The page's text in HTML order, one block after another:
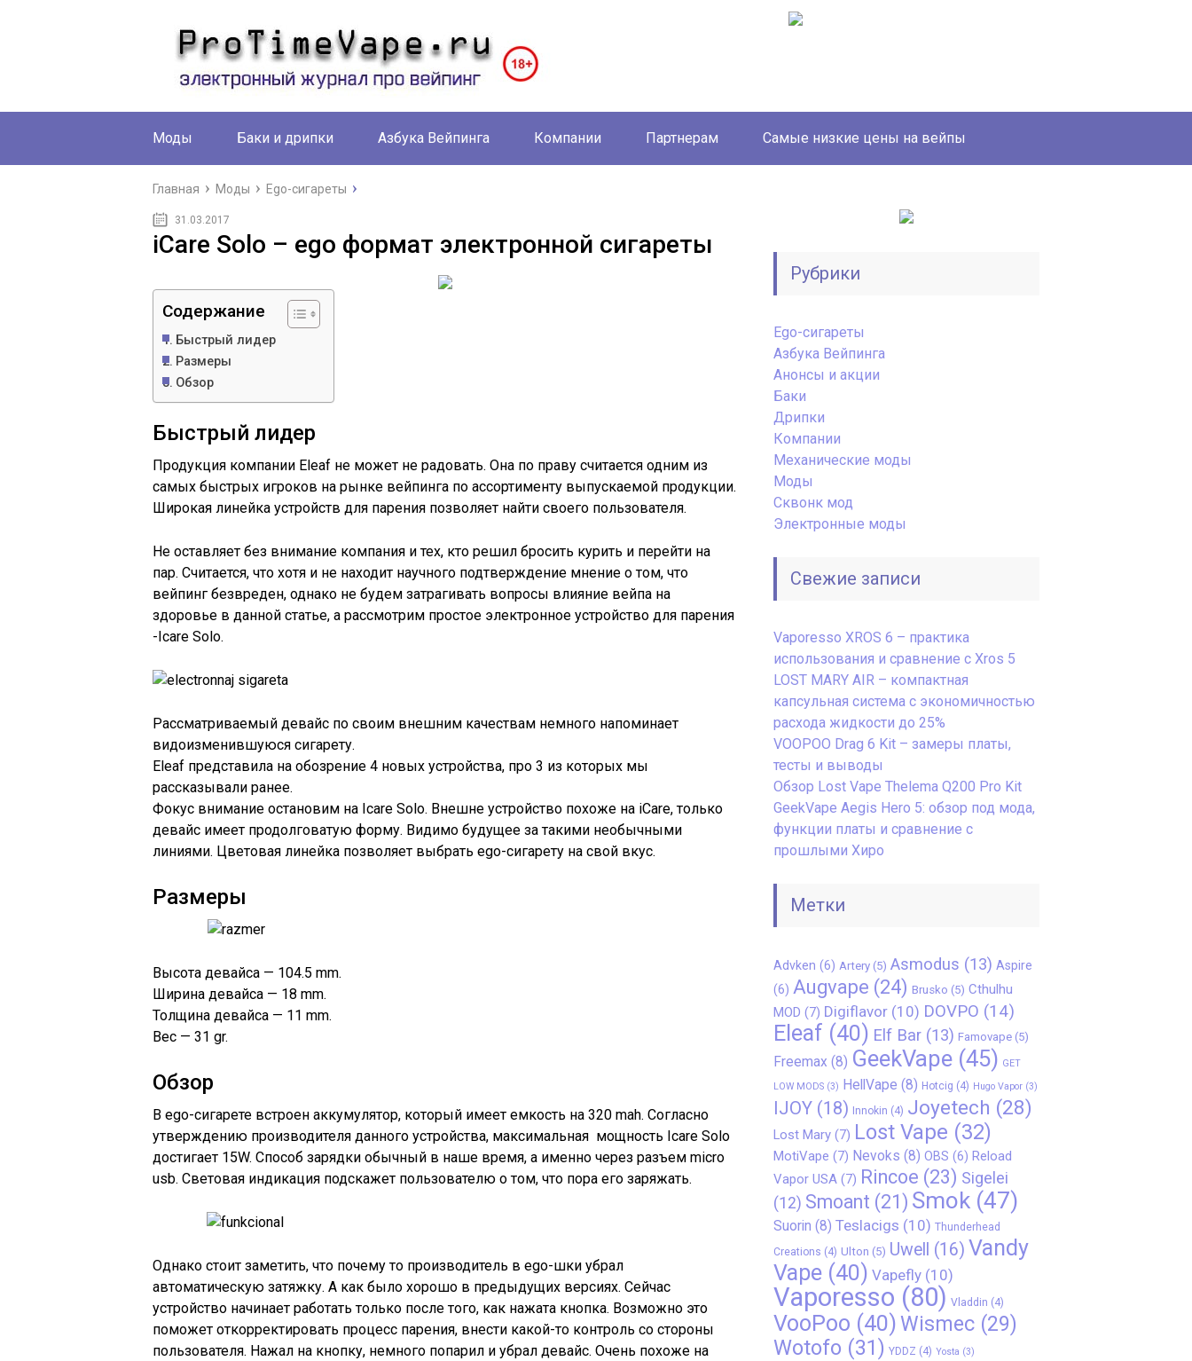
Моды Баки и дрипки Азбука Вейпинга Компании Партнерам Самые низкие цены на вейпы
Главная Моды Ego-сигареты
31.03.2017
iCare Solo – ego формат электронной сигареты
Содержание
Быстрый лидер
Размеры
Обзор
Быстрый лидер
Продукция компании Eleaf не может не радовать. Она по праву считается одним из
самых быстрых игроков на рынке вейпинга по ассортименту выпускаемой продукции.
Широкая линейка устройств для парения позволяет найти своего пользователя.
Не оставляет без внимание компания и тех, кто решил бросить курить и перейти на
пар. Считается, что хотя и не находит научного подтверждение мнение о том, что
вейпинг безвреден, однако не будем затрагивать вопросы влияние вейпа на
здоровье в данной статье, а рассмотрим простое электронное устройство для парения
-Icare Solo.
Рассматриваемый девайс по своим внешним качествам немного напоминает
видоизменившуюся сигарету.
Eleaf представила на обозрение 4 новых устройства, про 3 из которых мы
рассказывали ранее.
Фокус внимание остановим на Icare Solo. Внешне устройство похоже на iCare, только
девайс имеет продолговатую форму. Видимо будущее за такими необычными
линиями. Цветовая линейка позволяет выбрать ego-сигарету на свой вкус.
Размеры
Высота девайса — 104.5 mm.
Ширина девайса — 18 mm.
Толщина девайса — 11 mm.
Вес — 31 gr.
Обзор
В ego-сигарете встроен аккумулятор, который имеет емкость на 320 mah. Согласно
утверждению производителя данного устройства, максимальная мощность Icare Solo
достигает 15W. Способ зарядки обычный в наше время, а именно через разъем micro
usb. Световая индикация подскажет пользователю о том, что пора его заряжать.
Однако стоит заметить, что почему то производитель в ego-шки убрал
автоматическую затяжку. А как было хорошо в предыдущих версиях. Сейчас
устройство начинает работать только после того, как нажата кнопка. Возможно это
поможет откорректировать процесс парения, внести какой-то контроль со стороны
пользователя. Нажал на кнопку, немного попарил и убрал девайс. Очень похоже на
Рубрики
Ego-сигареты
Азбука Вейпинга
Анонсы и акции
Баки
Дрипки
Компании
Механические моды
Моды
Сквонк мод
Электронные моды
Свежие записи
Vaporesso XROS 6 – практика
использования и сравнение с Xros 5
LOST MARY AIR – компактная
капсульная система с экономичностью
расхода жидкости до 25%
VOOPOO Drag 6 Kit – замеры платы,
тесты и выводы
Обзор Lost Vape Thelema Q200 Pro Kit
GeekVape Aegis Hero 5: обзор под мода,
функции платы и сравнение с
прошлыми Хиро
Метки
Advken (6) Artery (5) Asmodus (13) Aspire
(6) Augvape (24) Brusko (5) Cthulhu
MOD (7) Digiflavor (10) DOVPO (14)
Eleaf (40) Elf Bar (13) Famovape (5)
Freemax (8) GeekVape (45) GET
LOW MODS (3) HellVape (8) Hotcig (4) Hugo Vapor (3)
IJOY (18) Innokin (4) Joyetech (28)
Lost Mary (7) Lost Vape (32)
MotiVape (7) Nevoks (8) OBS (6) Reload
Vapor USA (7) Rincoe (23) Sigelei
(12) Smoant (21) Smok (47)
Suorin (8) Teslacigs (10) Thunderhead
Creations (4) Ulton (5) Uwell (16) Vandy
Vape (40) Vapefly (10)
Vaporesso (80) Vladdin (4)
VooPoo (40) Wismec (29)
Wotofo (31) YDDZ (4) Yosta (3)